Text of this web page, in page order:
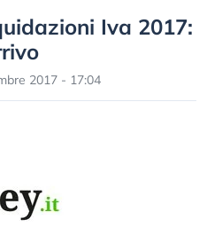
Iva 2017:
2017 - 17:04